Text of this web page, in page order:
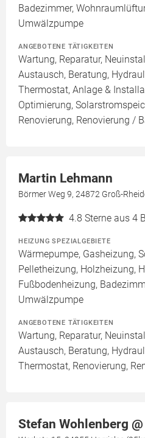
Badezimmer,
Umwälzpumpe
ANGEBOTENE TÄTIGKEITEN
Wartung, Reparatur,
Austausch, Beratung,
Thermostat, Anlage &
Optimierung,
Renovierung, Renovierung /
Martin Lehmann
Börmer Weg 9, 24872 Groß-
4.8 Sterne aus 4
HEIZUNG SPEZIALGEBIETE
Wärmepumpe, Gasheizung,
Pelletheizung, Holzheizung,
Fußbodenheizung,
Umwälzpumpe
ANGEBOTENE TÄTIGKEITEN
Wartung, Reparatur,
Austausch, Beratung,
Thermostat, Renovierung,
Stefan Wohlenberg